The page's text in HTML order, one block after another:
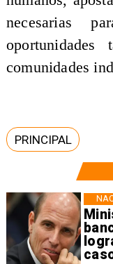
necesarias
comunidades
PRINCIPAL